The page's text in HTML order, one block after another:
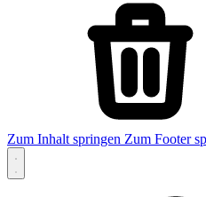
Zum Inhalt springen Zum Footer